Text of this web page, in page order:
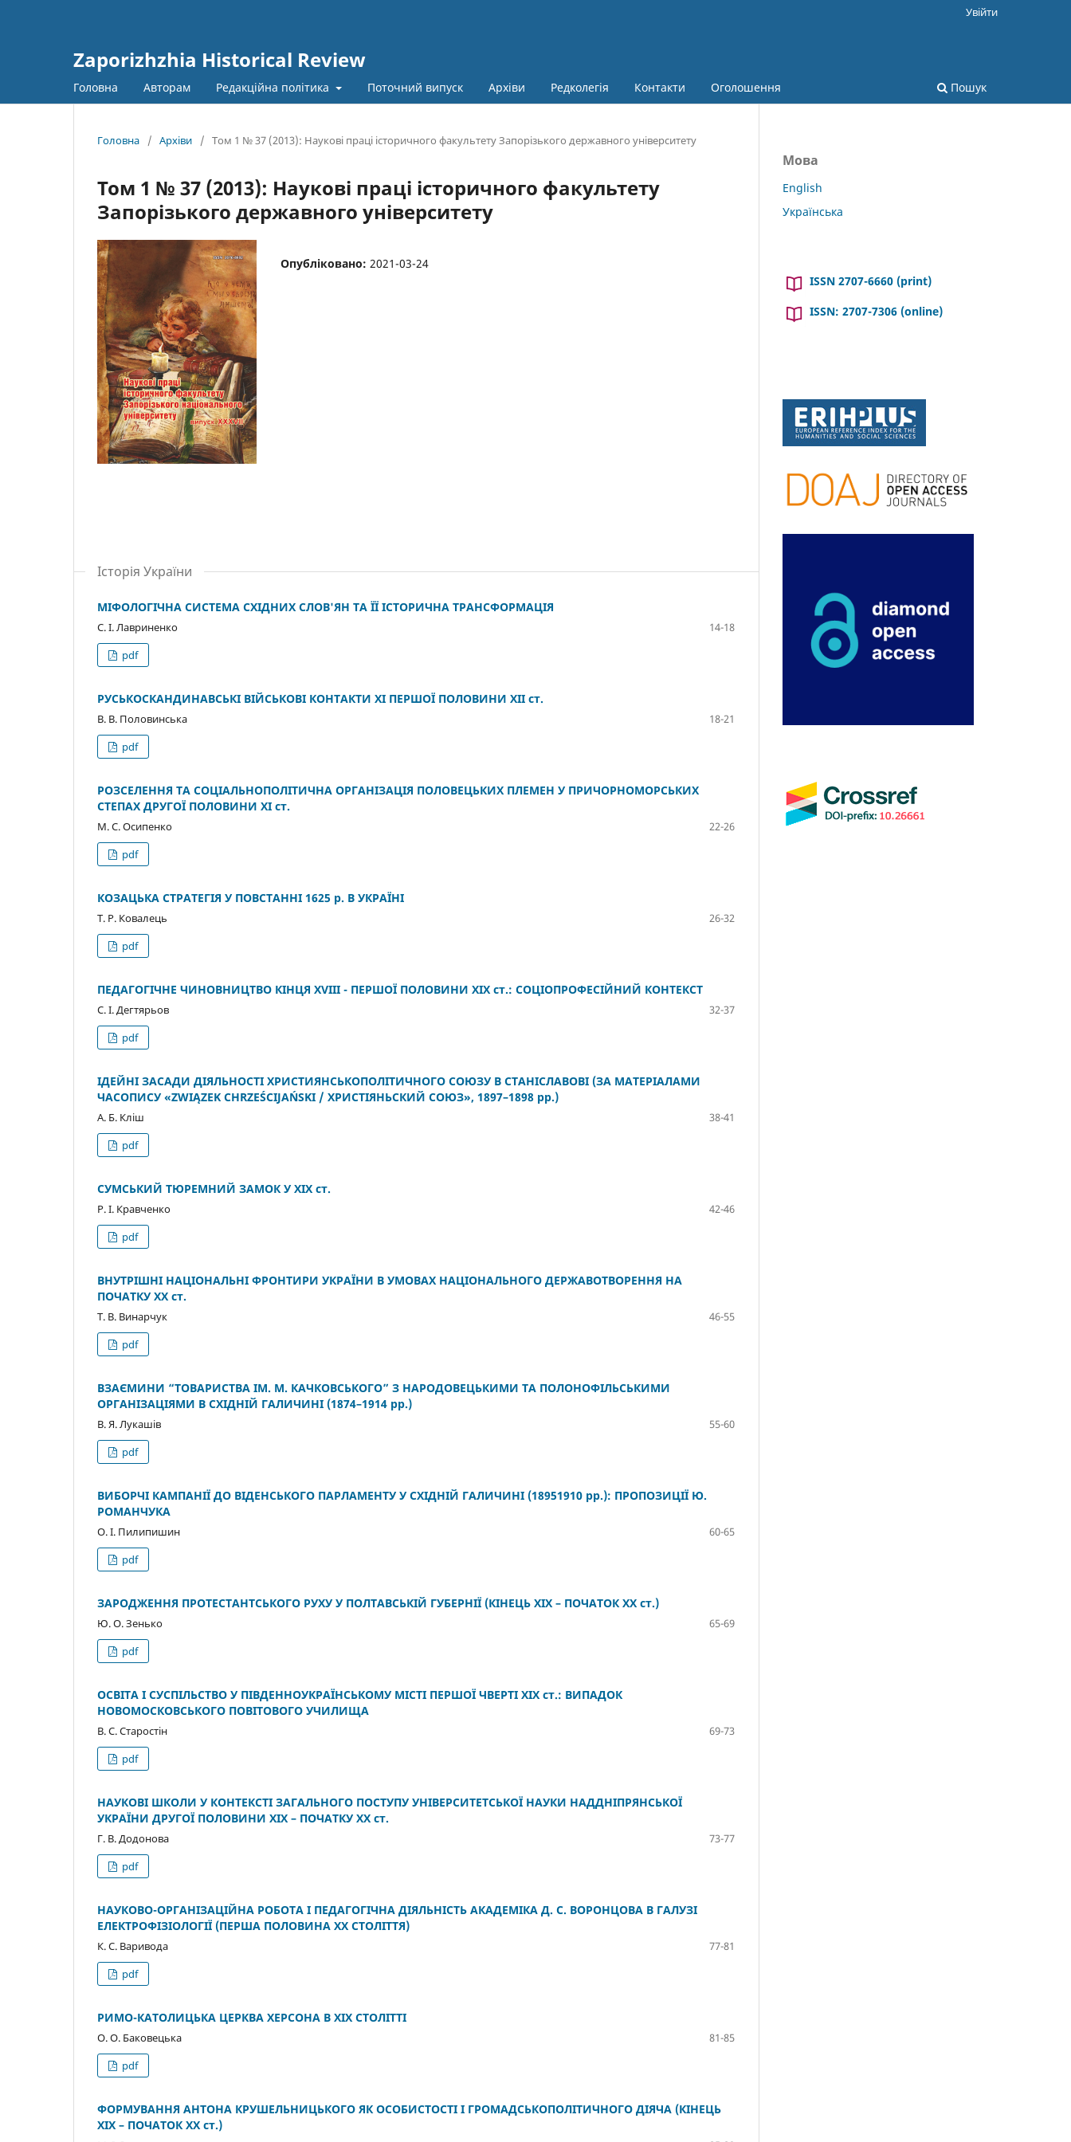
Zaporizhzhia Historical Review
Головна Авторам Редакційна політика Поточний випуск Архіви Редколегія Контакти Оголошення Пошук
Увійти
Головна / Архіви / Том 1 № 37 (2013): Наукові праці історичного факультету Запорізького державного університету
Том 1 № 37 (2013): Наукові праці історичного факультету
Запорізького державного університету
Опубліковано: 2021-03-24
Історія України
МІФОЛОГІЧНА СИСТЕМА СХІДНИХ СЛОВ'ЯН ТА ЇЇ ІСТОРИЧНА ТРАНСФОРМАЦІЯ
С. І. Лавриненко
14-18
pdf
РУСЬКОСКАНДИНАВСЬКІ ВІЙСЬКОВІ КОНТАКТИ XI ПЕРШОЇ ПОЛОВИНИ XII ст.
В. В. Половинська
18-21
pdf
РОЗСЕЛЕННЯ ТА СОЦІАЛЬНОПОЛІТИЧНА ОРГАНІЗАЦІЯ ПОЛОВЕЦЬКИХ ПЛЕМЕН У ПРИЧОРНОМОРСЬКИХ
СТЕПАХ ДРУГОЇ ПОЛОВИНИ ХІ ст.
М. С. Осипенко
22-26
pdf
КОЗАЦЬКА СТРАТЕГІЯ У ПОВСТАННІ 1625 р. В УКРАЇНІ
Т. Р. Ковалець
26-32
pdf
ПЕДАГОГІЧНЕ ЧИНОВНИЦТВО КІНЦЯ ХVIII - ПЕРШОЇ ПОЛОВИНИ ХІХ ст.: СОЦІОПРОФЕСІЙНИЙ КОНТЕКСТ
С. І. Дегтярьов
32-37
pdf
ІДЕЙНІ ЗАСАДИ ДІЯЛЬНОСТІ ХРИСТИЯНСЬКОПОЛІТИЧНОГО СОЮЗУ В СТАНІСЛАВОВІ (ЗА МАТЕРІАЛАМИ
ЧАСОПИСУ «ZWIĄZEK CHRZEŚCIJAŃSKI / ХРИСТІЯНЬСКИЙ СОЮЗ», 1897–1898 рр.)
А. Б. Кліш
38-41
pdf
СУМСЬКИЙ ТЮРЕМНИЙ ЗАМОК У ХІХ ст.
Р. І. Кравченко
42-46
pdf
ВНУТРІШНІ НАЦІОНАЛЬНІ ФРОНТИРИ УКРАЇНИ В УМОВАХ НАЦІОНАЛЬНОГО ДЕРЖАВОТВОРЕННЯ НА
ПОЧАТКУ ХХ ст.
Т. В. Винарчук
46-55
pdf
ВЗАЄМИНИ “ТОВАРИСТВА ІМ. М. КАЧКОВСЬКОГО” З НАРОДОВЕЦЬКИМИ ТА ПОЛОНОФІЛЬСЬКИМИ
ОРГАНІЗАЦІЯМИ В СХІДНІЙ ГАЛИЧИНІ (1874–1914 рр.)
В. Я. Лукашів
55-60
pdf
ВИБОРЧІ КАМПАНІЇ ДО ВІДЕНСЬКОГО ПАРЛАМЕНТУ У СХІДНІЙ ГАЛИЧИНІ (18951910 рр.): ПРОПОЗИЦІЇ Ю.
РОМАНЧУКА
О. І. Пилипишин
60-65
pdf
ЗАРОДЖЕННЯ ПРОТЕСТАНТСЬКОГО РУХУ У ПОЛТАВСЬКІЙ ГУБЕРНІЇ (КІНЕЦЬ ХІХ – ПОЧАТОК ХХ ст.)
Ю. О. Зенько
65-69
pdf
ОСВІТА І СУСПІЛЬСТВО У ПІВДЕННОУКРАЇНСЬКОМУ МІСТІ ПЕРШОЇ ЧВЕРТІ ХІХ ст.: ВИПАДОК
НОВОМОСКОВСЬКОГО ПОВІТОВОГО УЧИЛИЩА
В. С. Старостін
69-73
pdf
НАУКОВІ ШКОЛИ У КОНТЕКСТІ ЗАГАЛЬНОГО ПОСТУПУ УНІВЕРСИТЕТСЬКОЇ НАУКИ НАДДНІПРЯНСЬКОЇ
УКРАЇНИ ДРУГОЇ ПОЛОВИНИ ХІХ – ПОЧАТКУ ХХ ст.
Г. В. Додонова
73-77
pdf
НАУКОВО-ОРГАНІЗАЦІЙНА РОБОТА І ПЕДАГОГІЧНА ДІЯЛЬНІСТЬ АКАДЕМІКА Д. С. ВОРОНЦОВА В ГАЛУЗІ
ЕЛЕКТРОФІЗІОЛОГІЇ (ПЕРША ПОЛОВИНА ХХ СТОЛІТТЯ)
К. С. Варивода
77-81
pdf
РИМО-КАТОЛИЦЬКА ЦЕРКВА ХЕРСОНА В ХІХ СТОЛІТТІ
О. О. Баковецька
81-85
pdf
ФОРМУВАННЯ АНТОНА КРУШЕЛЬНИЦЬКОГО ЯК ОСОБИСТОСТІ І ГРОМАДСЬКОПОЛІТИЧНОГО ДІЯЧА (КІНЕЦЬ
ХІХ – ПОЧАТОК ХХ ст.)
Мова
English
Українська
ISSN 2707-6660 (print)
ISSN: 2707-7306 (online)